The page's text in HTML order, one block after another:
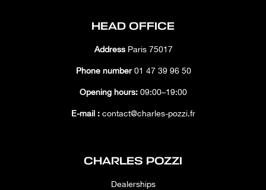
HEAD OFFICE
AddressParis 75017
Phone number01 47 39 96 50
Opening hours: 09:00–19:00
E-mail : contact@charles-pozzi.fr
CHARLES POZZI
Dealerships